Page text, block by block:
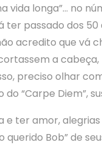
vida longa”… no
passado dos 50
acredito que vá
a
preciso olhar
“Carpe Diem”,
e ter amor,
querido Bob” de